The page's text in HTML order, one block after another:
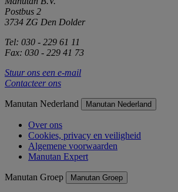
Postbus 2
3734 ZG Den Dolder
Tel: 030 - 229 61 11
Fax: 030 - 229 41 73
Stuur ons een e-mail
Contacteer ons
Manutan Nederland Manutan Nederland
Over ons
Cookies, privacy en veiligheid
Algemene voorwaarden
Manutan Expert
Manutan Groep Manutan Groep